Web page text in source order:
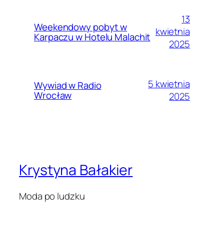
Weekendowy pobyt w
Karpaczu w Hotelu Malachit
13
kwietnia
2025
Wywiad w Radio
Wrocław
5 kwietnia
2025
Krystyna Bałakier
Moda po ludzku